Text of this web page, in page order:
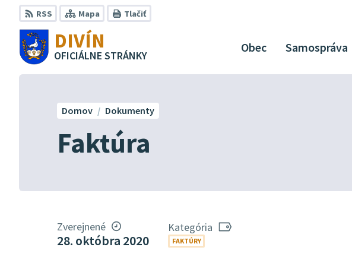
Preskočiť
na
obsah
RSS Mapa Tlačiť
DIVÍN
OFICIÁLNE STRÁNKY
Obec Samospráva
Faktúra
Domov Dokumenty
Zverejnené
28. októbra 2020
Kategória
FAKTÚRY